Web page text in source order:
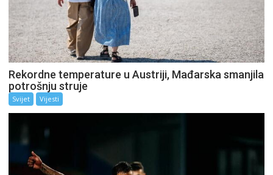
Rekordne temperature u Austriji, Mađarska smanjila
potrošnju struje
Svijet Vijesti